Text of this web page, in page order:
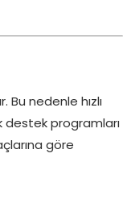
Bu nedenle hızlı
programları
göre